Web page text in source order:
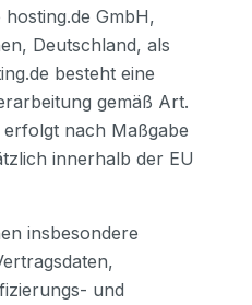
GmbH,
Deutschland, als
besteht eine
gemäß Art.
erfolgt nach Maßgabe
innerhalb der EU
insbesondere
und